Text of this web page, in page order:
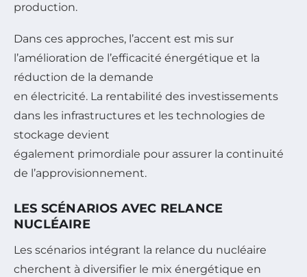
production.
Dans ces approches, l’accent est mis sur
l’amélioration de l’efficacité énergétique et la
réduction de la demande
en électricité. La rentabilité des investissements
dans les infrastructures et les technologies de
stockage devient
également primordiale pour assurer la continuité
de l’approvisionnement.
LES SCÉNARIOS AVEC RELANCE
NUCLÉAIRE
Les scénarios intégrant la relance du nucléaire
cherchent à diversifier le mix énergétique en